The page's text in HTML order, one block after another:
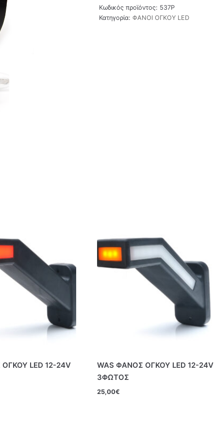
Κωδικός προϊόντος: 537P
Κατηγορία: ΦΑΝΟΙ ΟΓΚΟΥ LED
LED 12-24V
WAS ΦΑΝΟΣ ΟΓΚΟΥ LED 12-24V
3ΦΩΤΟΣ
25,00€